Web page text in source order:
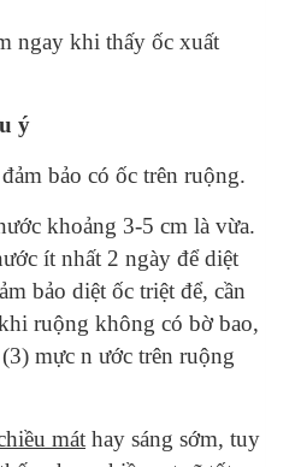
ngay khi thấy ốc xuất
ý
bảo có ốc trên ruộng.
khoảng 3-5 cm là vừa.
ít nhất 2 ngày để diệt
bảo diệt ốc triệt để, cần
ruộng không có bờ bao,
mực n ước trên ruộng
mát hay sáng sớm, tuy